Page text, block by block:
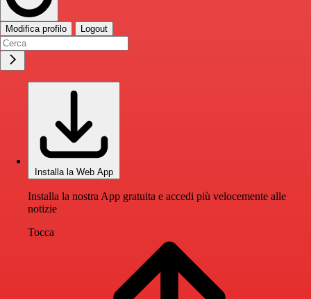
Modifica profilo Logout
Installa la Web App
Installa la nostra App gratuita e accedi più velocemente alle
notizie
Tocca